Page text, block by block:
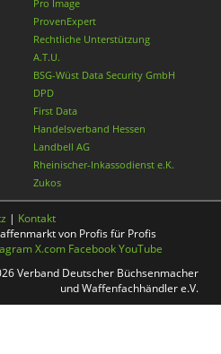
Pro Image
ProvenExpert
Rechtliche Unterstützung
A.T.U.
BSG-Wüst Data Security GmbH
DPD
First Data
Handelsverband Hessen
Landbell AG
Rheinischer-Inkassodienst e.K.
Zukos
| Kontakt
von Profis für Profis
X.com FacebookYouTube
Verband Deutscher Büchsenmacher
und Waffenfachhändler e.V.